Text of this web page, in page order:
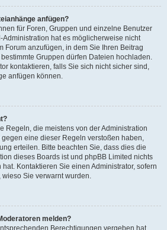
anfügen?
für Foren, Gruppen und einzelne Benutzer
hat es möglicherweise nicht
Forum anzufügen, in dem Sie Ihren Beitrag
Gruppen dürfen Dateien hochladen.
kontaktieren, falls Sie sich nicht sicher sind,
anfügen können.
Regeln, die meistens von der Administration
eine dieser Regeln verstoßen haben,
erteilen. Bitte beachten Sie, dass dies die
dieses Boards ist und phpBB Limited nichts
Kontaktieren Sie einen Administrator, sofern
Sie verwarnt wurden.
melden?
Berechtigungen vergeben hat,